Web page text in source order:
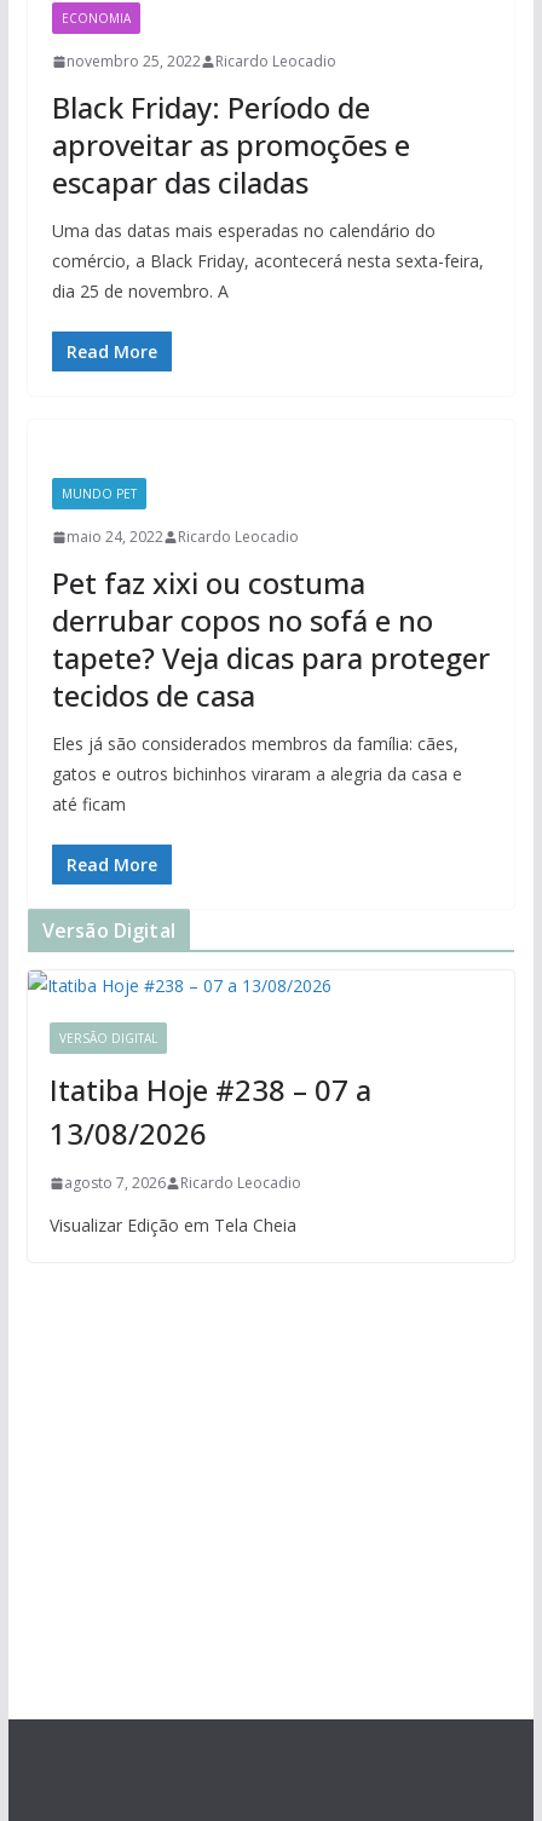
ECONOMIA
novembro 25, 2022 Ricardo Leocadio
Black Friday: Período de
aproveitar as promoções e
escapar das ciladas
Uma das datas mais esperadas no calendário do
comércio, a Black Friday, acontecerá nesta sexta-feira,
dia 25 de novembro. A
Read More
MUNDO PET
maio 24, 2022 Ricardo Leocadio
Pet faz xixi ou costuma
derrubar copos no sofá e no
tapete? Veja dicas para proteger
tecidos de casa
Eles já são considerados membros da família: cães,
gatos e outros bichinhos viraram a alegria da casa e
até ficam
Read More
Versão Digital
VERSÃO DIGITAL
Itatiba Hoje #238 – 07 a
13/08/2026
agosto 7, 2026 Ricardo Leocadio
Visualizar Edição em Tela Cheia